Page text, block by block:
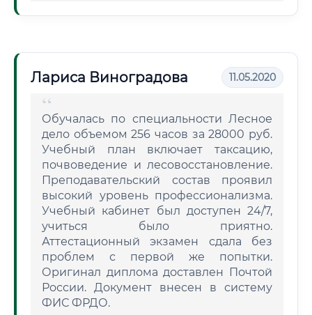
Лариса Виноградова 11.05.2020
Обучалась по специальности Лесное
дело объемом 256 часов за 28000 руб.
Учебный план включает таксацию,
почвоведение и лесовосстановление.
Преподавательский состав проявил
высокий уровень профессионализма.
Учебный кабинет был доступен 24/7,
учиться было приятно.
Аттестационный экзамен сдала без
проблем с первой же попытки.
Оригинал диплома доставлен Почтой
России. Документ внесен в систему
ФИС ФРДО.